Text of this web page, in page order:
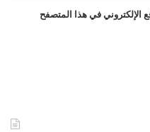
الإلكتروني في هذا المتصفح